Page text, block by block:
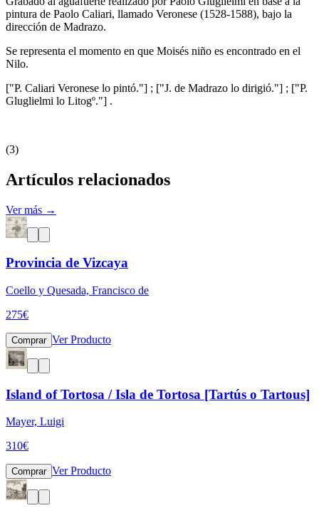
pintura de Paolo Caliari, llamado Veronese (1528-1588), bajo la
dirección de Madrazo.
Se representa el momento en que Moisés niño es encontrado en el
Nilo.
["P. Caliari Veronese lo pintó."] ; ["J. de Madrazo lo dirigió."] ; ["P.
Gluglielmi lo Litogº."] .
(3)
Artículos relacionados
Ver más →
Provincia de Vizcaya
Coello y Quesada, Francisco de
275€
Comprar Ver Producto
Island of Tortosa / Isla de Tortosa [Tartús o Tartous]
Mayer, Luigi
310€
Comprar Ver Producto